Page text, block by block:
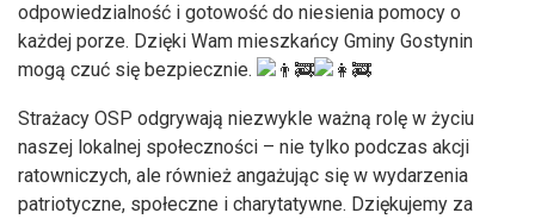
odpowiedzialność i gotowość do niesienia pomocy o
każdej porze. Dzięki Wam mieszkańcy Gminy Gostynin
mogą czuć się bezpiecznie.
Strażacy OSP odgrywają niezwykle ważną rolę w życiu
naszej lokalnej społeczności – nie tylko podczas akcji
ratowniczych, ale również angażując się w wydarzenia
patriotyczne, społeczne i charytatywne. Dziękujemy za